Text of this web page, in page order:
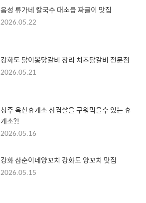
음성 류가네 칼국수 대소읍 짜글이 맛집
2026.05.22
강화도 닭이봉닭갈비 창리 치즈닭갈비 전문점
2026.05.21
청주 옥산휴게소 삼겹살을 구워먹을수 있는 휴
게소?!
2026.05.16
강화 삼순이네양꼬치 강화도 양꼬치 맛집
2026.05.15